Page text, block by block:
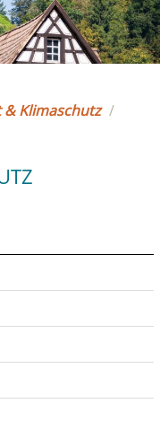
& Klimaschutz /